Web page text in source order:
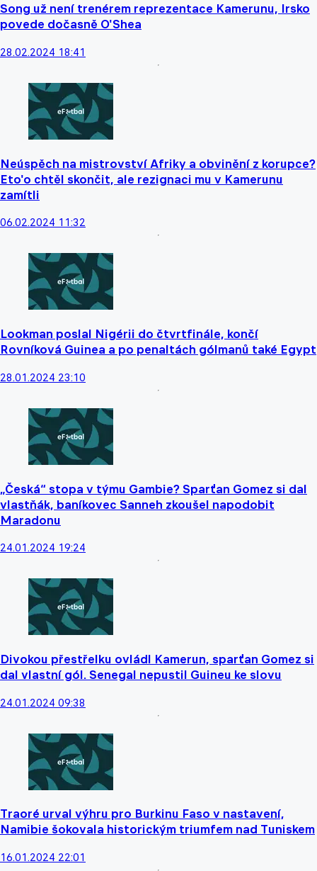
Song už není trenérem reprezentace Kamerunu, Irsko
povede dočasně O'Shea
28.02.2024 18:41
Neúspěch na mistrovství Afriky a obvinění z korupce?
Eto'o chtěl skončit, ale rezignaci mu v Kamerunu
zamítli
06.02.2024 11:32
Lookman poslal Nigérii do čtvrtfinále, končí
Rovníková Guinea a po penaltách gólmanů také Egypt
28.01.2024 23:10
„Česká“ stopa v týmu Gambie? Sparťan Gomez si dal
vlastňák, baníkovec Sanneh zkoušel napodobit
Maradonu
24.01.2024 19:24
Divokou přestřelku ovládl Kamerun, sparťan Gomez si
dal vlastní gól. Senegal nepustil Guineu ke slovu
24.01.2024 09:38
Traoré urval výhru pro Burkinu Faso v nastavení,
Namibie šokovala historickým triumfem nad Tuniskem
16.01.2024 22:01